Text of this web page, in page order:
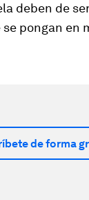
deben de
pongan en
de forma